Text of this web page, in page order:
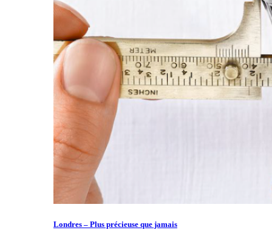
Londres – Plus précieuse que jamais